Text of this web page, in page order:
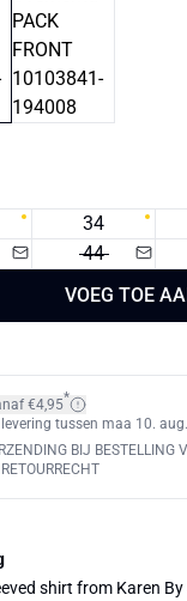
34
44
VOEG TOE
€4,95*
tussen maa 10.
BIJ BESTELLING
shirt from Karen